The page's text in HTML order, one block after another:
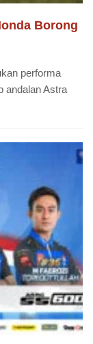
Borong
performa
andalan Astra